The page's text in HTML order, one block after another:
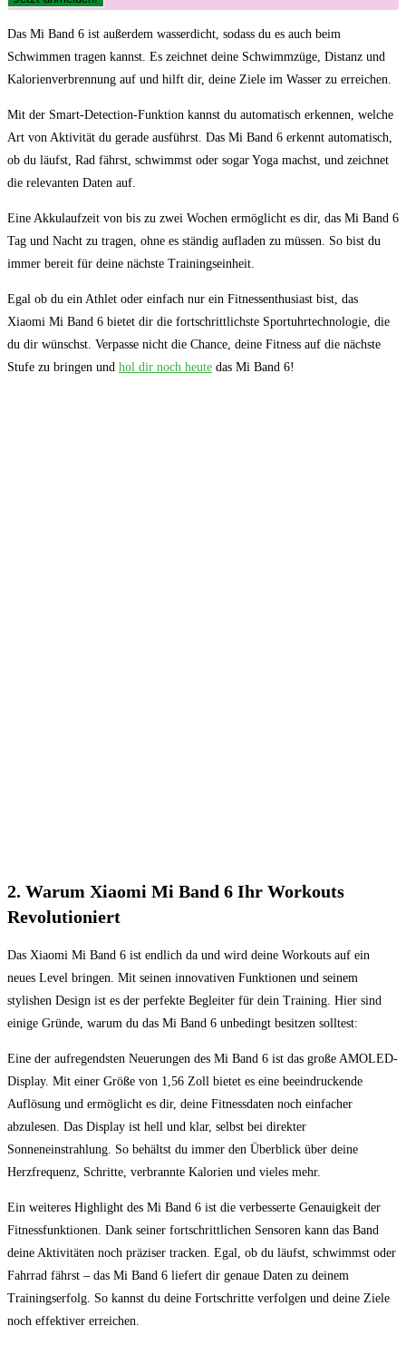
Das⁣ Mi Band 6 ‍ist außerdem wasserdicht, ⁣sodass du es auch beim
‍Schwimmen tragen kannst. Es zeichnet deine Schwimmzüge, Distanz und
Kalorienverbrennung auf und hilft‍ dir, deine Ziele ‌im Wasser zu erreichen.
Mit‌ der ⁣Smart-Detection-Funktion ​kannst‌ du⁤ automatisch erkennen, welche
Art von Aktivität du​ gerade ausführst.‌ Das Mi Band 6 erkennt automatisch,
ob du läufst,⁢ Rad fährst, ​schwimmst oder sogar Yoga ⁣machst, und zeichnet
die relevanten Daten auf.
Eine ‌Akkulaufzeit⁤ von⁣ bis zu zwei Wochen ermöglicht es dir, das Mi Band 6
Tag​ und Nacht zu tragen, ohne es ständig aufladen zu müssen. So bist du⁢
immer bereit für deine nächste⁤ Trainingseinheit.
Egal ob du ein Athlet oder ‍einfach nur ⁣ein Fitnessenthusiast ​bist, das
Xiaomi ​Mi Band 6 bietet dir die fortschrittlichste Sportuhrtechnologie, die
du dir wünschst. Verpasse nicht die⁤ Chance,⁤ deine ​Fitness auf die ⁤nächste‌
Stufe ⁢zu bringen und hol dir noch heute das⁣ Mi Band 6!
2. Warum Xiaomi Mi Band‍ 6 Ihr Workouts
Revolutioniert
Das Xiaomi ⁣Mi Band 6⁢ ist endlich da und‌ wird deine Workouts auf ein
neues​ Level bringen.‍ Mit seinen innovativen Funktionen und seinem
stylishen ‍Design ist ‌es der perfekte Begleiter für dein Training. Hier sind
‍einige Gründe, warum du das Mi ⁣Band ⁢6 unbedingt besitzen solltest:
Eine der aufregendsten Neuerungen des‍ Mi⁣ Band 6 ist das große AMOLED-
Display. Mit einer Größe von⁤ 1,56 Zoll bietet es eine beeindruckende
Auflösung und ermöglicht‌ es dir, deine Fitnessdaten noch​ einfacher
abzulesen. Das Display ist hell und klar, ⁢selbst bei direkter
Sonneneinstrahlung. So behältst du⁤ immer den Überblick über deine⁣
Herzfrequenz, Schritte, verbrannte Kalorien und vieles​ mehr.
Ein weiteres ⁣Highlight des Mi Band 6 ist die ⁢verbesserte Genauigkeit der
Fitnessfunktionen. Dank seiner​ fortschrittlichen Sensoren kann das Band
deine Aktivitäten noch‍ präziser tracken. Egal, ob ⁤du läufst, schwimmst ‌oder
Fahrrad ⁤fährst – ​das Mi Band 6 liefert dir genaue Daten zu deinem
Trainingserfolg. So kannst du deine Fortschritte⁤ verfolgen ⁢und deine Ziele
noch effektiver ⁢erreichen.